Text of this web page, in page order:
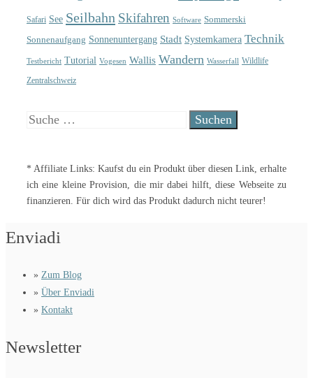
Safari See Seilbahn Skifahren Software Sommerski
Sonnenaufgang Sonnenuntergang Stadt Systemkamera Technik
Testbericht Tutorial Vogesen Wallis Wandern Wasserfall Wildlife
Zentralschweiz
Suche
* Affiliate Links: Kaufst du ein Produkt über diesen Link, erhalte
ich eine kleine Provision, die mir dabei hilft, diese Webseite zu
finanzieren. Für dich wird das Produkt dadurch nicht teurer!
Enviadi
» Zum Blog
» Über Enviadi
» Kontakt
Newsletter